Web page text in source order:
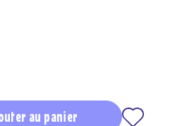
au panier